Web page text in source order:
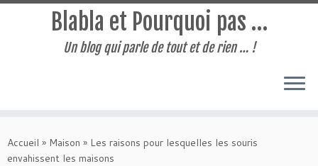
au
contenu
Blabla et Pourquoi pas …
Un blog qui parle de tout et de rien … !
Accueil » Maison » Les raisons pour lesquelles les souris
envahissent les maisons